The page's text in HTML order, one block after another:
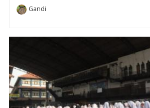
Gandi